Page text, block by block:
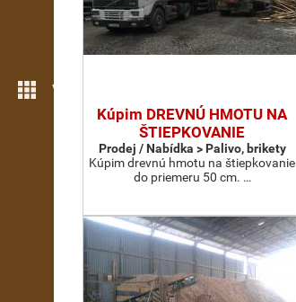
Více možností
Kúpim DREVNÚ HMOTU NA
ŠTIEPKOVANIE
Prodej / Nabídka > Palivo, brikety
Kúpim drevnú hmotu na štiepkovanie
do priemeru 50 cm. …